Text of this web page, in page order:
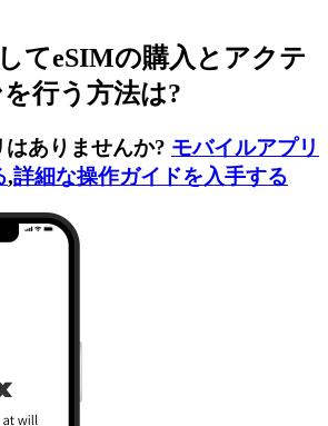
てeSIMの購入とアクテ
行う方法は?
はありませんか? モバイルアプリ
,詳細な操作ガイドを入手する